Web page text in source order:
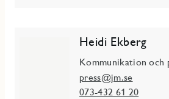
Heidi Ekberg
Kommunikation och
press@jm.se
073-432 61 20